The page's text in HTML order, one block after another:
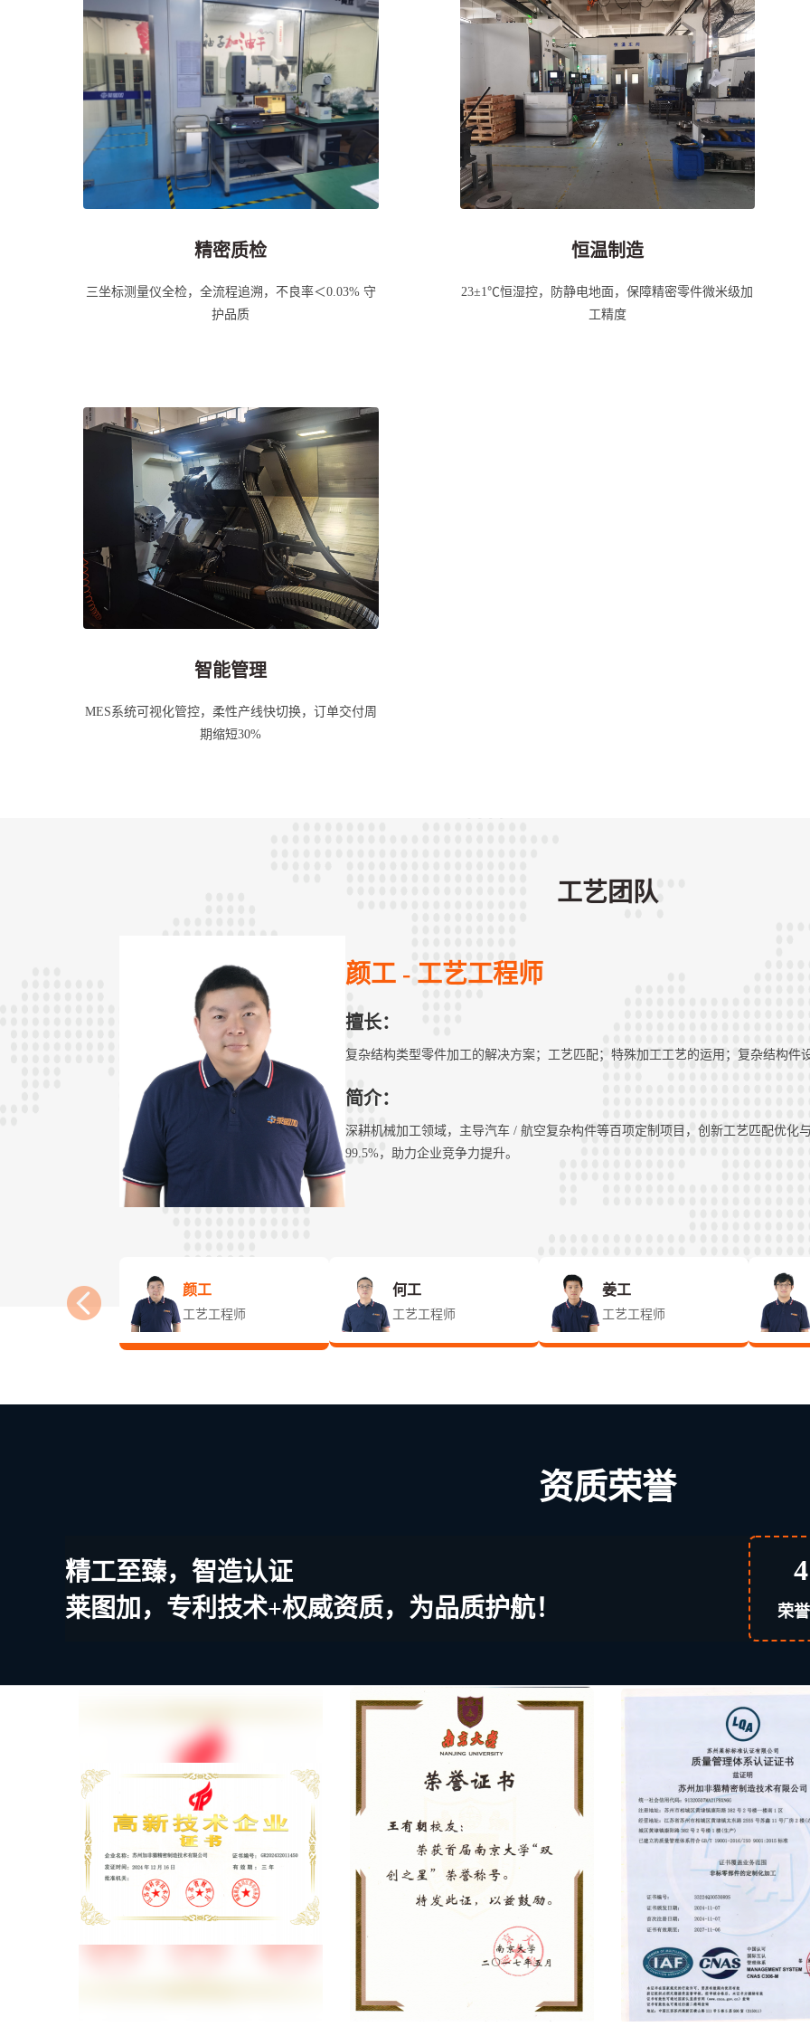
精密质检
三坐标测量仪全检，全流程追溯，不良率＜0.03% 守
护品质
恒温制造
23±1℃恒湿控，防静电地面，保障精密零件微米级加
工精度
智能管理
MES系统可视化管控，柔性产线快切换，订单交付周
期缩短30%
工艺团队
颜工 - 工艺工程师
擅长：
复杂结构类型零件加工的解决方案；工艺匹配；特殊加工工艺的运用；复杂结构件
简介：
深耕机械加工领域，主导汽车 / 航空复杂构件等百项定制项目，创新工艺匹配优化
99.5%，助力企业竞争力提升。
颜工
工艺工程师
何工
工艺工程师
姜工
工艺工程师
资质荣誉
精工至臻，智造认证
莱图加，专利技术+权威资质，为品质护航！
4
荣